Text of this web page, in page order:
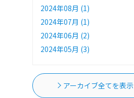
2024年08月 (1)
2024年07月 (1)
2024年06月 (2)
2024年05月 (3)
アーカイブ全てを表示